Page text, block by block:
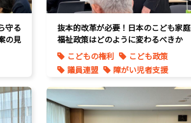
守る
の見
抜本的改革が必要！日本のこども家庭
福祉政策はどのように変わるべきか
こどもの権利
こども政策
議員連盟
障がい児者支援